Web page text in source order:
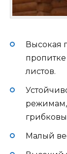
Высокая
листов.
режимам,
Малый